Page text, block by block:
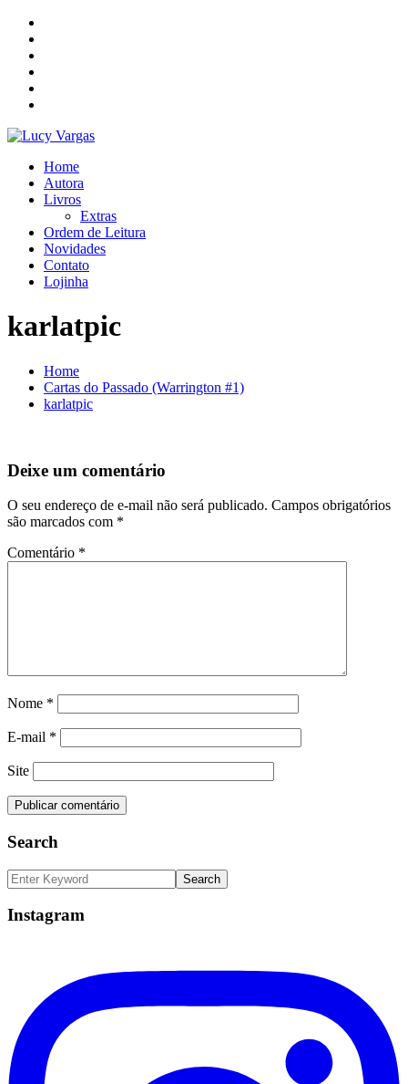
Skip
content
Home
Autora
Livros
Extras
Ordem de Leitura
Novidades
Contato
Lojinha
karlatpic
Home
Cartas do Passado (Warrington #1)
karlatpic
Deixe um comentário
O seu endereço de e-mail não será publicado. Campos obrigatórios
são marcados com *
Comentário *
Nome *
E-mail *
Site
Search
Instagram